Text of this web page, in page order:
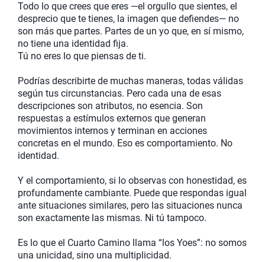
Todo lo que crees que eres —el orgullo que sientes, el
desprecio que te tienes, la imagen que defiendes— no
son más que partes. Partes de un yo que, en sí mismo,
no tiene una identidad fija.
Tú no eres lo que piensas de ti.
Podrías describirte de muchas maneras, todas válidas
según tus circunstancias. Pero cada una de esas
descripciones son atributos, no esencia. Son
respuestas a estímulos externos que generan
movimientos internos y terminan en acciones
concretas en el mundo. Eso es comportamiento. No
identidad.
Y el comportamiento, si lo observas con honestidad, es
profundamente cambiante. Puede que respondas igual
ante situaciones similares, pero las situaciones nunca
son exactamente las mismas. Ni tú tampoco.
Es lo que el Cuarto Camino llama “los Yoes”: no somos
una unicidad, sino una multiplicidad.